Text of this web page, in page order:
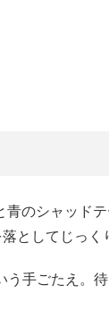
のシャッドテ
落としてじっく
手ごたえ。